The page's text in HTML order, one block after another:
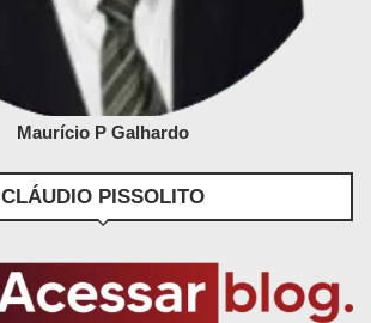
Maurício P Galhardo
CLÁUDIO PISSOLITO